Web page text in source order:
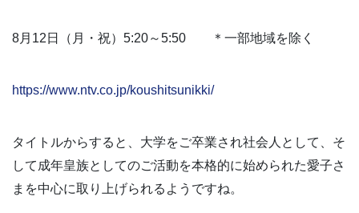
8月12日（月・祝）5:20～5:50 ＊一部地域を除く
https://www.ntv.co.jp/koushitsunikki/
タイトルからすると、大学をご卒業され社会人として、そ
して成年皇族としてのご活動を本格的に始められた愛子さ
まを中心に取り上げられるようですね。